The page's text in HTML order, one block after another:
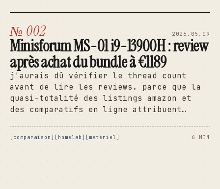
№ 002 2026.05.09
Minisforum MS-01 i9-13900H : review
après achat du bundle à €1189
j'aurais dû vérifier le thread count
avant de lire les reviews. parce que la
quasi-totalité des listings amazon et
des comparatifs en ligne attribuent…
comparaison homelab matériel 6 MIN